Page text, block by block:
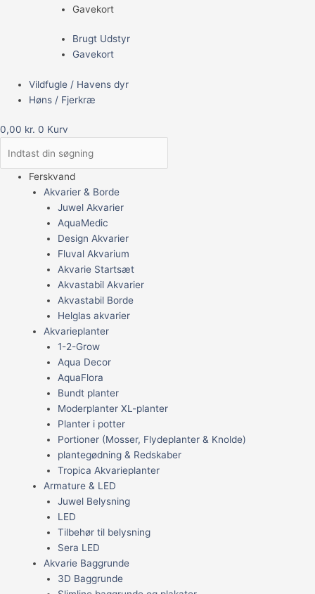
Gavekort
Brugt Udstyr
Gavekort
Vildfugle / Havens dyr
Høns / Fjerkræ
0,00 kr. 0 Kurv
Ferskvand
Akvarier & Borde
Juwel Akvarier
AquaMedic
Design Akvarier
Fluval Akvarium
Akvarie Startsæt
Akvastabil Akvarier
Akvastabil Borde
Helglas akvarier
Akvarieplanter
1-2-Grow
Aqua Decor
AquaFlora
Bundt planter
Moderplanter XL-planter
Planter i potter
Portioner (Mosser, Flydeplanter & Knolde)
plantegødning & Redskaber
Tropica Akvarieplanter
Armature & LED
Juwel Belysning
LED
Tilbehør til belysning
Sera LED
Akvarie Baggrunde
3D Baggrunde